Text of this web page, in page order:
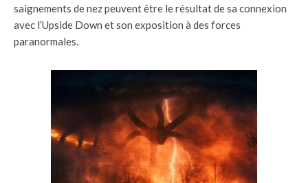
saignements de nez peuvent être le résultat de sa connexion
avec l’Upside Down et son exposition à des forces
paranormales.